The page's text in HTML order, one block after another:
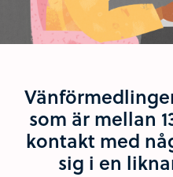
som är mellan
kontakt med
sig i en